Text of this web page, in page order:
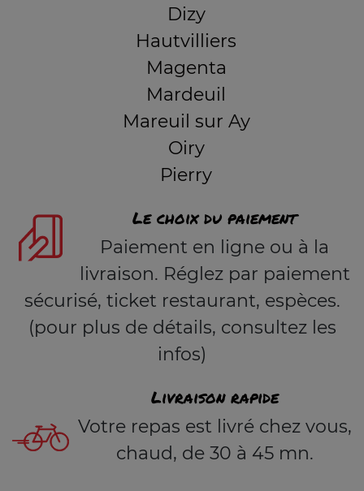
Dizy
Hautvilliers
Magenta
Mardeuil
Mareuil sur Ay
Oiry
Pierry
Le choix du paiement
Paiement en ligne ou à la
livraison. Réglez par paiement
sécurisé, ticket restaurant, espèces.
(pour plus de détails, consultez les
infos)
Livraison rapide
Votre repas est livré chez vous,
chaud, de 30 à 45 mn.